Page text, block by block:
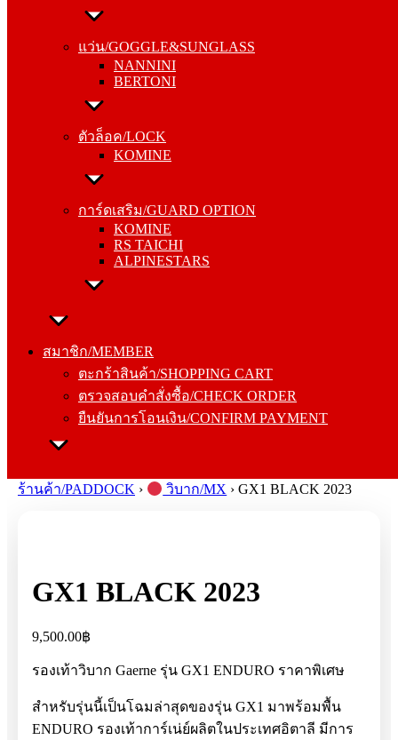
แว่น/GOGGLE&SUNGLASS
NANNINI
BERTONI
ตัวล็อค/LOCK
KOMINE
การ์ดเสริม/GUARD OPTION
KOMINE
RS TAICHI
ALPINESTARS
สมาชิก/MEMBER
ตะกร้าสินค้า/SHOPPING CART
ตรวจสอบคำสั่งซื้อ/CHECK ORDER
ยืนยันการโอนเงิน/CONFIRM PAYMENT
แว่น/GOGGLE&SUNGLASS
BERTONI
ตัวล็อค/LOCK
การ์ดเสริม/GUARD OPTION
RS TAICHI
ALPINESTARS
สมาชิก/MEMBER
ตรวจสอบคำสั่งซื้อ/CHECK ORDER
ยืนยันการโอนเงิน/CONFIRM PAYMENT
ร้านค้า/PADDOCK › วิบาก/MX ›GX1 BLACK 2023
GX1 BLACK 2023
9,500.00฿
รองเท้าวิบาก Gaerne รุ่น GX1 ENDURO ราคาพิเศษ
สำหรับรุ่นนี้เป็นโฉมล่าสุดของรุ่น GX1 มาพร้อมพื้น
ENDURO รองเท้าการ์เน่ย์ผลิตในประเทศอิตาลี มีการ